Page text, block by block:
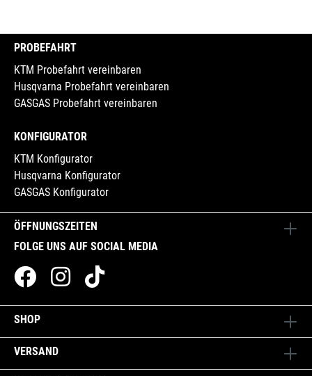
ÖFFNUNGSZEITEN
FOLGE UNS AUF SOCIAL MEDIA
PROBEFAHRT
KTM Probefahrt vereinbaren
Husqvarna Probefahrt vereinbaren
GASGAS Probefahrt vereinbaren
KONFIGURATOR
KTM Konfigurator
Husqvarna Konfigurator
GASGAS Konfigurator
SHOP
VERSAND